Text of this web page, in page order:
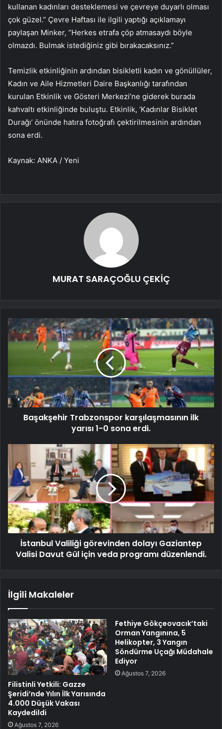
kullanan kadınları desteklemesi ve çevreye duyarlı olması
çok güzel.” Çevre Haftası ile ilgili yaptığı açıklamayı
paylaşan Minker, “Herkes etrafa çöp atmasaydı böyle
olmazdı. Bulmak istediğiniz gibi bırakacaksınız.”
Temizlik etkinliğinin ardından bisikletli kadın ve gönüllüler,
Kadın ve Aile Hizmetleri Daire Başkanlığı tarafından
kurulan Etkinlik ve Gösteri Merkezi’ne giderek burada
kahvaltı etkinliğinde buluştu. Etkinlik, ‘Kadınlar Bisiklet
Durağı’ önünde hatıra fotoğrafı çektirilmesinin ardından
sona erdi.
Kaynak: ANKA / Yeni
MURAT SARAÇOĞLU ÇEKİÇ
Başakşehir Trabzonspor karşılaşmasının ilk
yarısı 1-0 sona erdi.
İstanbul Valiliği görevinden dolayı Gaziantep
Valisi Davut Gül için veda programı düzenlendi.
İlgili Makaleler
Filistinli Yetkili: Gazze
Şeridi’nde Yılın İlk Yarısında
4.000 Düşük Vakası
Kaydedildi
Ağustos 7, 2026
Fethiye Gökçeovacık’taki
Orman Yangınına, 5
Helikopter, 3 Yangın
Söndürme Uçağı Müdahale
Ediyor
Ağustos 7, 2026